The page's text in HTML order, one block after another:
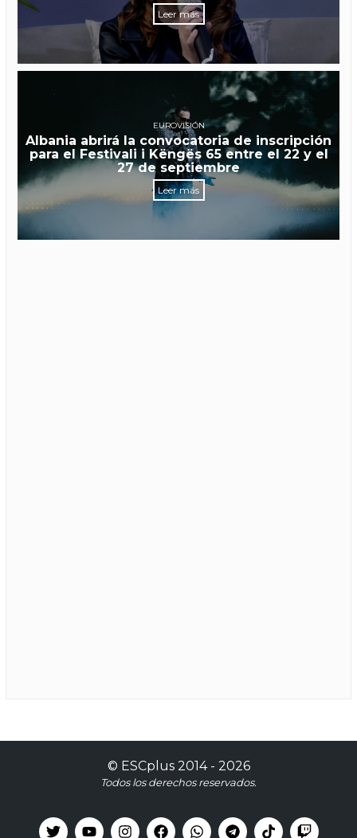
Leer más
EUROVISIÓN
Albania abrirá la convocatoria de inscripción
para el Festivali i Këngës 65 entre el 22 y el
27 de septiembre
Leer más
© ESCplus2014 - 2026
Todos los derechos reservados.